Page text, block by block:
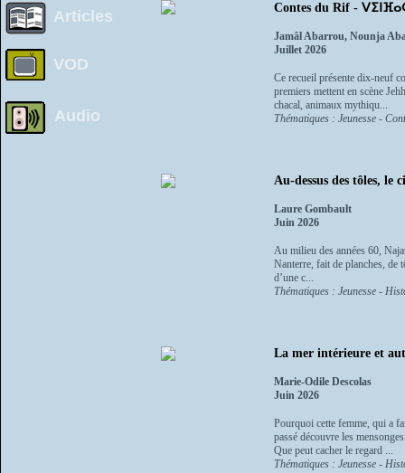
Articles
VOD
Audio
Contes du Rif -
Jamâl Abarrou, Nounja
Juillet 2026
Ce recueil présente dix-neuf
premiers mettent en scène
chacal, animaux mythiqu...
Thématiques : Jeunesse -
Au-dessus des tôles, le
Laure Gombault
Juin 2026
Au milieu des années 60,
Nanterre, fait de planches, de
d’une c...
Thématiques : Jeunesse -
La mer intérieure et
Marie-Odile Descolas
Juin 2026
Pourquoi cette femme, qui a
passé découvre les
Que peut cacher le regard ...
Thématiques : Jeunesse -